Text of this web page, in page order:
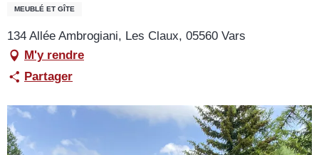
MEUBLÉ ET GÎTE
134 Allée Ambrogiani, Les Claux, 05560 Vars
M'y rendre
Partager